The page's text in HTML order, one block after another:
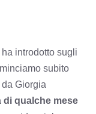
introdotto sugli
subito
Giorgia
di qualche mese